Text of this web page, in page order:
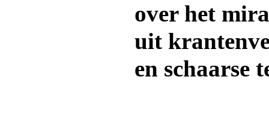
over het
uit
en schaarse